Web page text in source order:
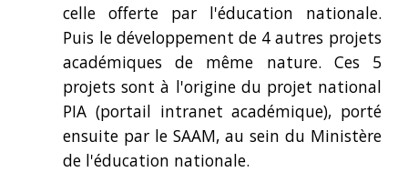
celle offerte par l'éducation nationale.
Puis le développement de 4 autres projets
académiques de même nature. Ces 5
projets sont à l'origine du projet national
PIA (portail intranet académique), porté
ensuite par le SAAM, au sein du Ministère
de l'éducation nationale.